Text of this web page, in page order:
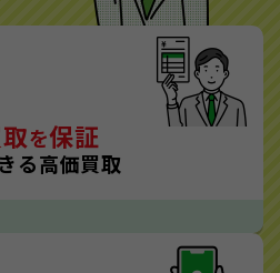
を保証
る高価買取